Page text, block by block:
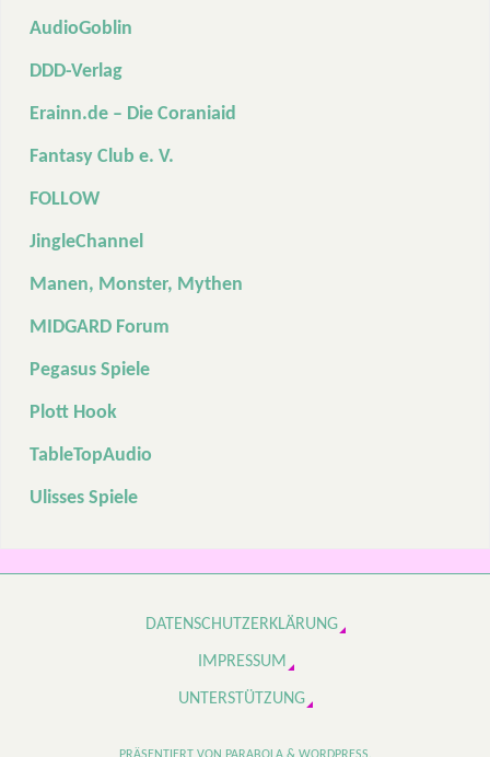
AudioGoblin
DDD-Verlag
Erainn.de – Die Coraniaid
Fantasy Club e. V.
FOLLOW
JingleChannel
Manen, Monster, Mythen
MIDGARD Forum
Pegasus Spiele
Plott Hook
TableTopAudio
Ulisses Spiele
DATENSCHUTZERKLÄRUNG
IMPRESSUM
UNTERSTÜTZUNG
PRÄSENTIERT VON PARABOLA& WORDPRESS.